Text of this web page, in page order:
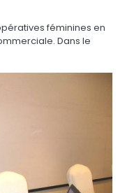
féminines en
Dans le